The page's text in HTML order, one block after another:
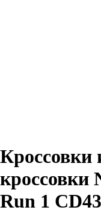
Кроссовки
кроссовки
Run 1